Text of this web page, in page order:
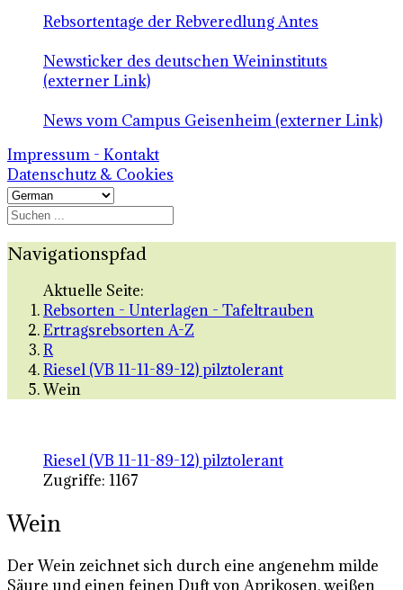
Rebsortentage der Rebveredlung Antes
Newsticker des deutschen Weininstituts
(externer Link)
News vom Campus Geisenheim (externer Link)
Impressum - Kontakt
Datenschutz & Cookies
Navigationspfad
Aktuelle Seite:
Rebsorten - Unterlagen - Tafeltrauben
Ertragsrebsorten A-Z
R
Riesel (VB 11-11-89-12) pilztolerant
Wein
Riesel (VB 11-11-89-12) pilztolerant
Zugriffe: 1167
Wein
Der Wein zeichnet sich durch eine angenehm milde
Säure und einen feinen Duft von Aprikosen, weißen